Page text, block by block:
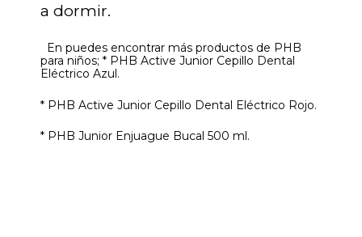
a dormir.
En puedes encontrar más productos de PHB
para niños; * PHB Active Junior Cepillo Dental
Eléctrico Azul.
* PHB Active Junior Cepillo Dental Eléctrico Rojo.
* PHB Junior Enjuague Bucal 500 ml.